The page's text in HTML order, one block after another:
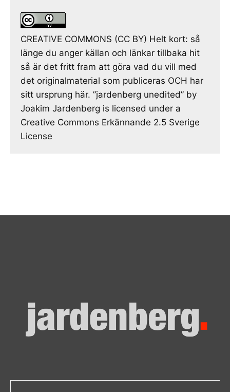
CREATIVE COMMONS (CC BY) Helt kort: så
länge du anger källan och länkar tillbaka hit
så är det fritt fram att göra vad du vill med
det originalmaterial som publiceras OCH har
sitt ursprung här. ”jardenberg unedited” by
Joakim Jardenberg is licensed under a
Creative Commons Erkännande 2.5 Sverige
License